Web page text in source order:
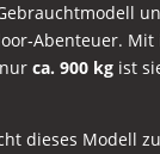
ca. 900 kg ist
dieses Modell